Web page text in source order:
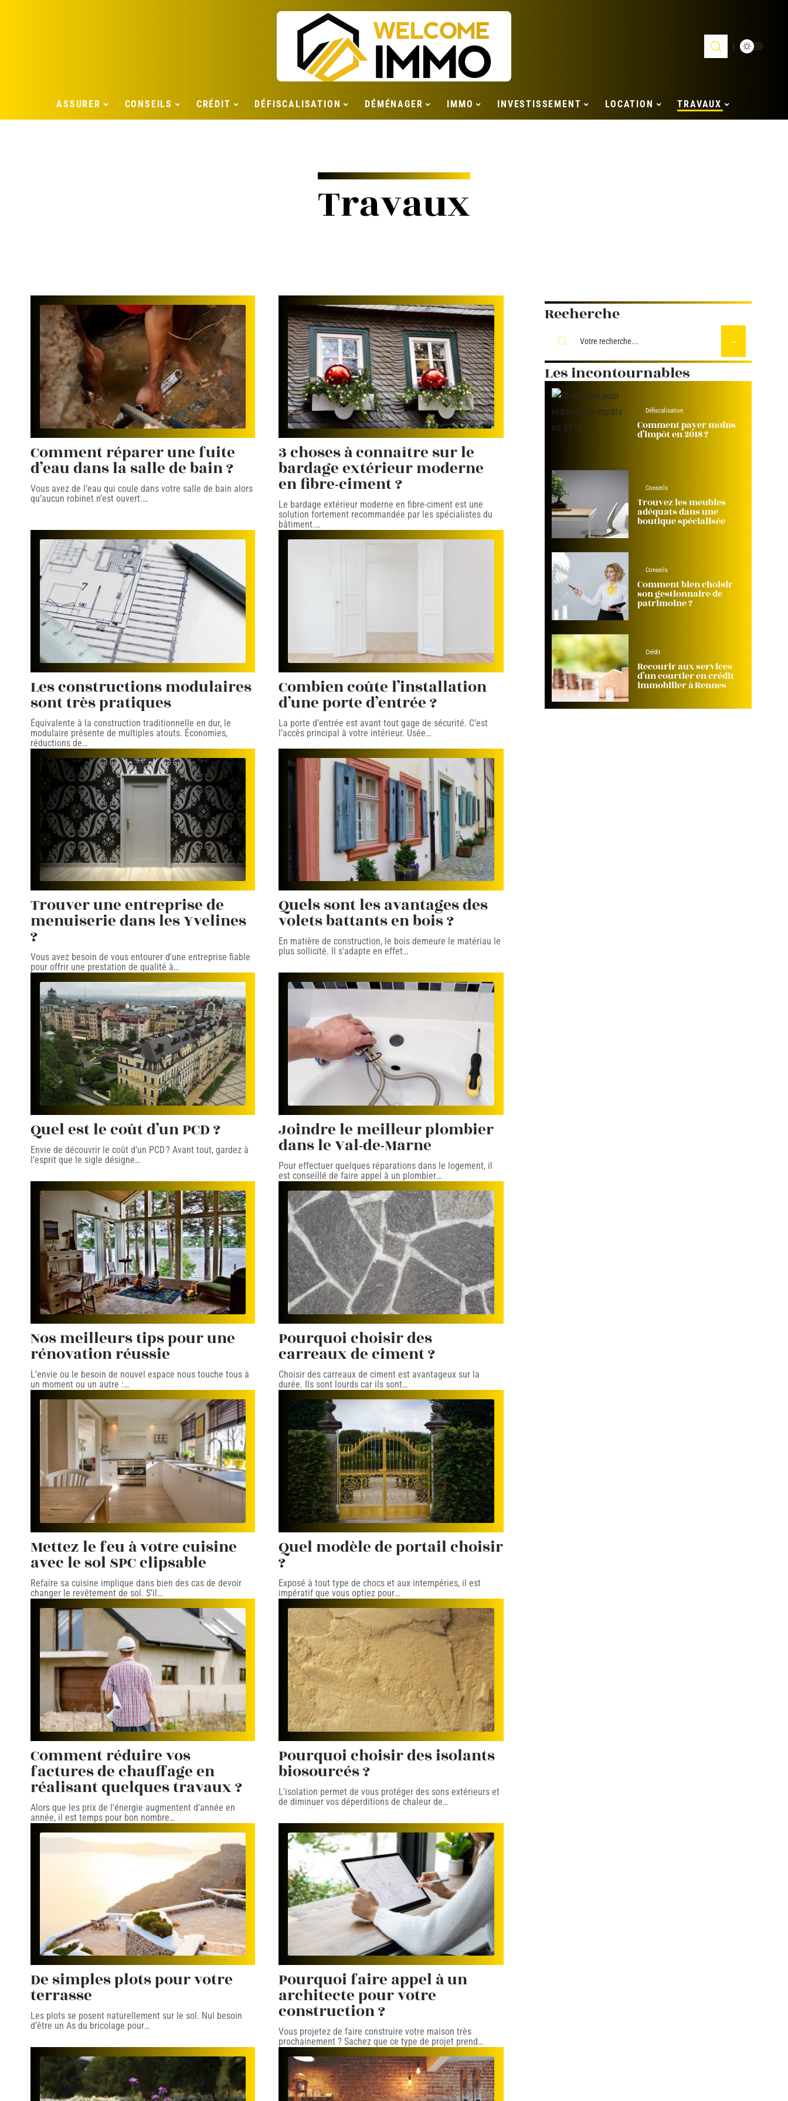
ASSURER CONSEILS CRÉDIT DÉFISCALISATION DÉMÉNAGER IMMO INVESTISSEMENT LOCATION TRAVAUX
Travaux
Comment réparer une fuite
d’eau dans la salle de bain ?
Vous avez de l’eau qui coule dans votre salle de bain alors
qu’aucun robinet n’est ouvert.…
3 choses à connaître sur le
bardage extérieur moderne
en fibre-ciment ?
Le bardage extérieur moderne en fibre-ciment est une
solution fortement recommandée par les spécialistes du
bâtiment.…
Les constructions modulaires
sont très pratiques
Équivalente à la construction traditionnelle en dur, le
modulaire présente de multiples atouts. Économies,
réductions de…
Combien coûte l’installation
d’une porte d’entrée ?
La porte d’entrée est avant tout gage de sécurité. C’est
l’accès principal à votre intérieur. Usée…
Trouver une entreprise de
menuiserie dans les Yvelines
?
Vous avez besoin de vous entourer d'une entreprise fiable
pour offrir une prestation de qualité à…
Quels sont les avantages des
volets battants en bois ?
En matière de construction, le bois demeure le matériau le
plus sollicité. Il s'adapte en effet…
Quel est le coût d’un PCD ?
Envie de découvrir le coût d’un PCD ? Avant tout, gardez à
l’esprit que le sigle désigne…
Joindre le meilleur plombier
dans le Val-de-Marne
Pour effectuer quelques réparations dans le logement, il
est conseillé de faire appel à un plombier…
Nos meilleurs tips pour une
rénovation réussie
L’envie ou le besoin de nouvel espace nous touche tous à
un moment ou un autre :…
Pourquoi choisir des
carreaux de ciment ?
Choisir des carreaux de ciment est avantageux sur la
durée. Ils sont lourds car ils sont…
Mettez le feu à votre cuisine
avec le sol SPC clipsable
Refaire sa cuisine implique dans bien des cas de devoir
changer le revêtement de sol. S’il…
Quel modèle de portail choisir
?
Exposé à tout type de chocs et aux intempéries, il est
impératif que vous optiez pour…
Comment réduire vos
factures de chauffage en
réalisant quelques travaux ?
Alors que les prix de l'énergie augmentent d'année en
année, il est temps pour bon nombre…
Pourquoi choisir des isolants
biosourcés ?
L'isolation permet de vous protéger des sons extérieurs et
de diminuer vos déperditions de chaleur de…
De simples plots pour votre
terrasse
Les plots se posent naturellement sur le sol. Nul besoin
d’être un As du bricolage pour…
Pourquoi faire appel à un
architecte pour votre
construction ?
Vous projetez de faire construire votre maison très
prochainement ? Sachez que ce type de projet prend…
Recherche
Les incontournables
Défiscalisation
Comment payer moins
d’impôt en 2018 ?
Conseils
Trouvez les meubles
adéquats dans une
boutique spécialisée
Conseils
Comment bien choisir
son gestionnaire de
patrimoine ?
Crédit
Recourir aux services
d’un courtier en crédit
immobilier à Rennes